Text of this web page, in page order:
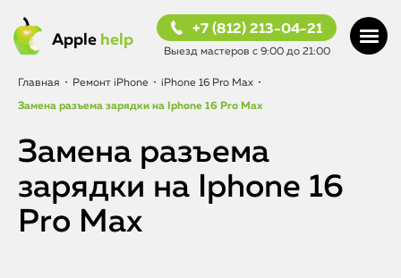
Apple help
+7 (812) 213-04-21
Выезд мастеров с 9:00 до 21:00
Главная • Ремонт iPhone • iPhone 16 Pro Max •
Замена разъема зарядки на Iphone 16 Pro Max
Замена разъема
зарядки на Iphone 16
Pro Max